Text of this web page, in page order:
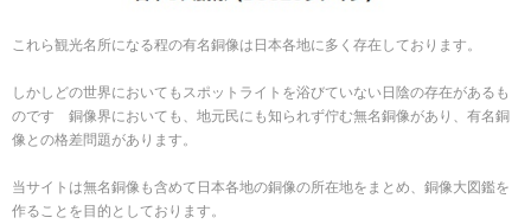
これら観光名所になる程の有名銅像は日本各地に多く存在しております。
しかしどの世界においてもスポットライトを浴びていない日陰の存在があるも
のです 銅像界においても、地元民にも知られず佇む無名銅像があり、有名銅
像との格差問題があります。
当サイトは無名銅像も含めて日本各地の銅像の所在地をまとめ、銅像大図鑑を
作ることを目的としております。